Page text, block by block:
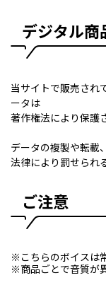
デジタル商
当サイトで販売され
ータは
著作権法により保護
データの複製や転載
法律により罰せられ
ご注意
※こちらのボイスは
※商品ごとで音質が